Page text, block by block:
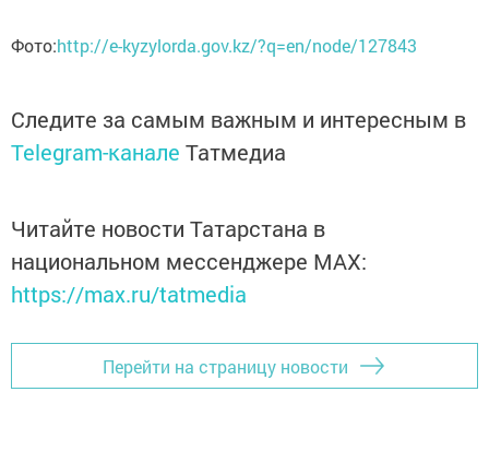
Фото:http://e-kyzylorda.gov.kz/?q=en/node/127843
Следите за самым важным и интересным в
Telegram-канале Татмедиа
Читайте новости Татарстана в
национальном мессенджере MАХ:
https://max.ru/tatmedia
Перейти на страницу новости